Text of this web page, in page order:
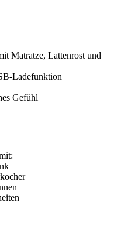
Matratze, Lattenrost und
Ladefunktion
Gefühl